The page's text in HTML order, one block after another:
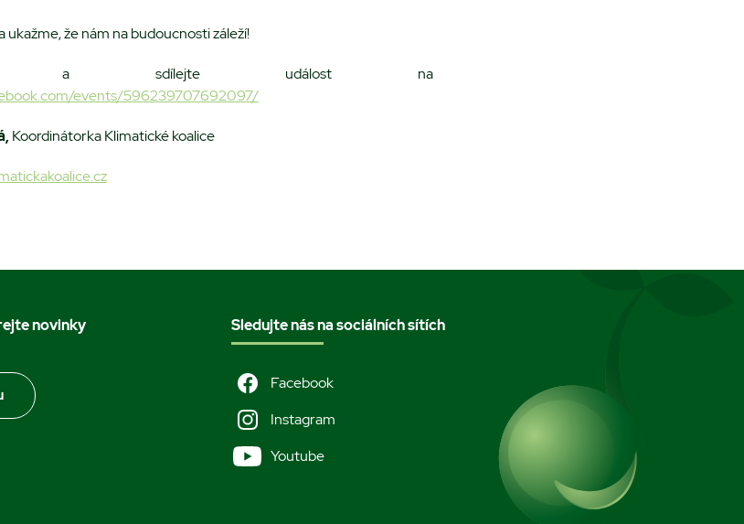
ukažme, že nám na budoucnosti záleží!
a sdílejte událost na
events/596239707692097/
Koordinátorka Klimatické koalice
novinky Sledujte nás na sociálních sítích
Facebook
Instagram
Youtube